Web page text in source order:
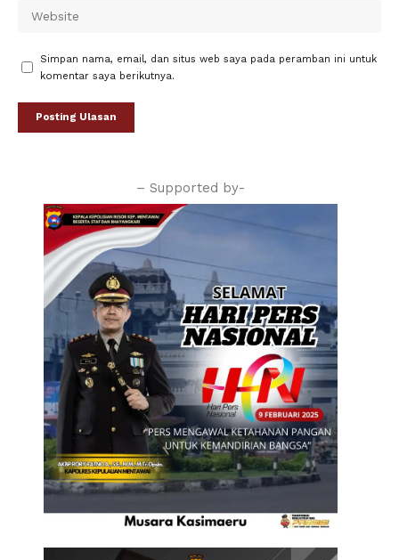
Simpan nama, email, dan situs web saya pada peramban ini untuk
komentar saya berikutnya.
– Supported by-